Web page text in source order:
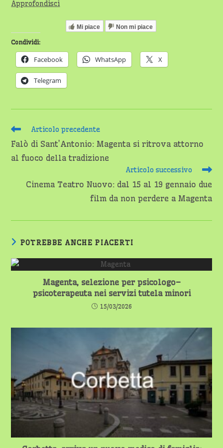
Approfondisci
Mi piace Non mi piace
Condividi:
Facebook WhatsApp X
Telegram
Leggi
altri
articoli
Articolo precedente
Falò di Sant’Antonio: Magenta si ritrova attorno
al fuoco della tradizione
Articolo successivo
Cinema Teatro Nuovo: dal 15 al 19 gennaio due
film da non perdere a Magenta
POTREBBE ANCHE PIACERTI
Magenta, selezione per psicologo–
psicoterapeuta nei servizi tutela minori
15/03/2026